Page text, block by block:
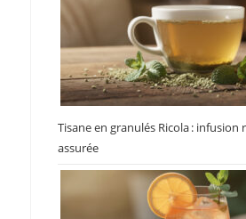
Tisane en granulés Ricola :
assurée